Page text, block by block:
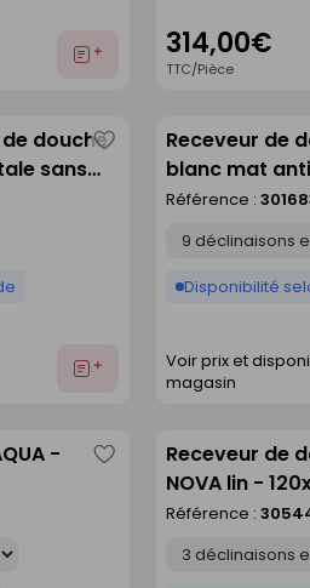
Ajouter
314,00€
TTC/Pièce
douche
sans
Ajouter
Enregistrer
comme
Receveur de
blanc mat
90 cm
Référence :
Disponibilité
Voir prix et
magasin
-
Enregistrer
comme
Receveur de
NOVA lin -
Référence :